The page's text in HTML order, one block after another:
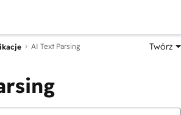
AI Text Parsing Twórz